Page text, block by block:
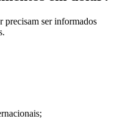
precisam ser informados